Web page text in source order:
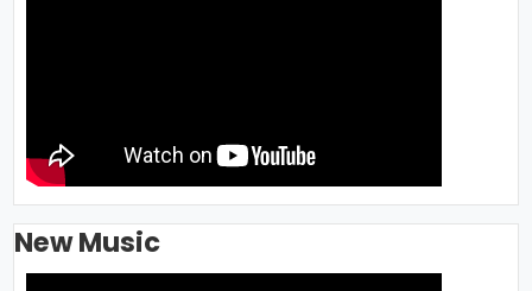
New Music